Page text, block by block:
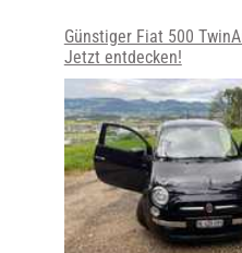
Günstiger Fiat 500
Jetzt entdecken!